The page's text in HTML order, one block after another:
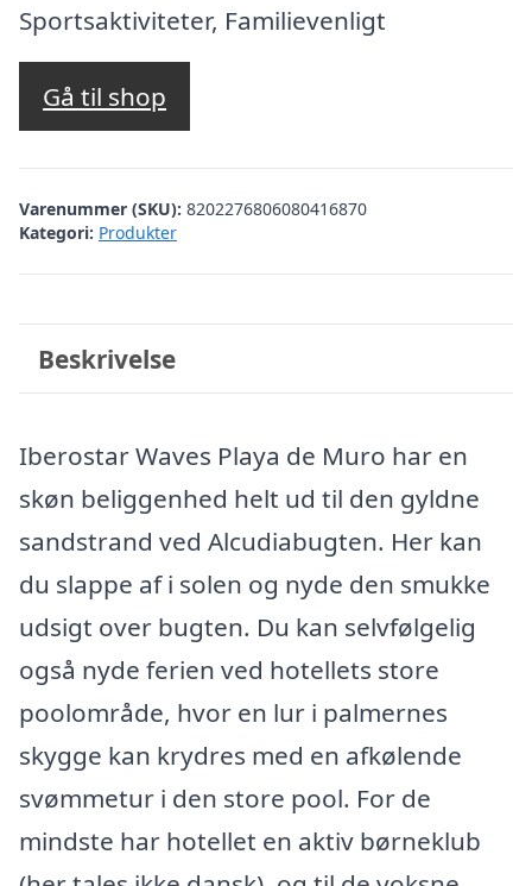
pris
var:
pris
Sportsaktiviteter, Familievenligt
Gå til shop
Varenummer (SKU): 8202276806080416870
Kategori: Produkter
Beskrivelse
Iberostar Waves Playa de Muro har en
skøn beliggenhed helt ud til den gyldne
sandstrand ved Alcudiabugten. Her kan
du slappe af i solen og nyde den smukke
udsigt over bugten. Du kan selvfølgelig
også nyde ferien ved hotellets store
poolområde, hvor en lur i palmernes
skygge kan krydres med en afkølende
svømmetur i den store pool. For de
mindste har hotellet en aktiv børneklub